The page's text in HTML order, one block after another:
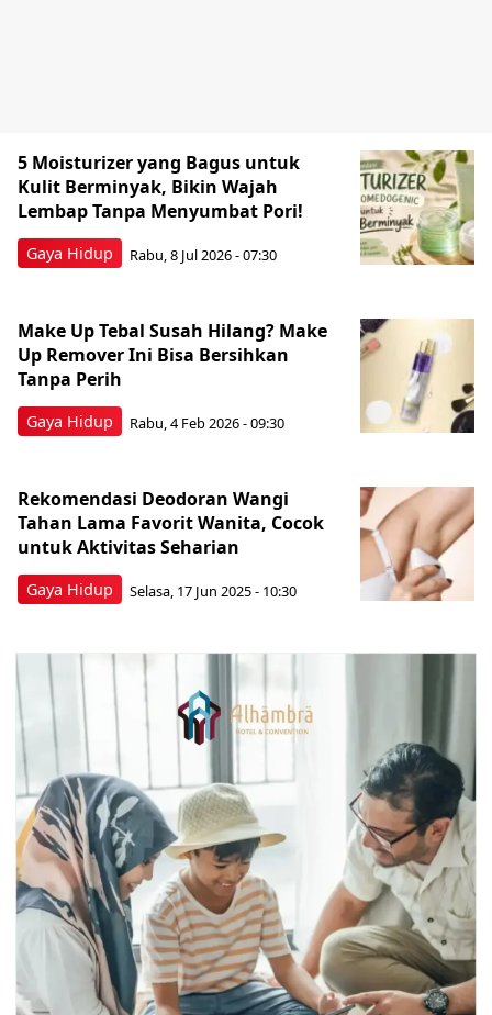
Gaya Hidup
5 Moisturizer yang Bagus untuk
Kulit Berminyak, Bikin Wajah
Lembap Tanpa Menyumbat Pori!
Rabu, 8 Jul 2026 - 07:30
Gaya Hidup
Make Up Tebal Susah Hilang? Make
Up Remover Ini Bisa Bersihkan
Tanpa Perih
Rabu, 4 Feb 2026 - 09:30
Gaya Hidup
Rekomendasi Deodoran Wangi
Tahan Lama Favorit Wanita, Cocok
untuk Aktivitas Seharian
Selasa, 17 Jun 2025 - 10:30